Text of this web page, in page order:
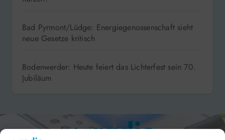
Bad Pyrmont/Lüdge: Energiegenossenschaft sieht
neue Gesetze kritisch
Bodenwerder: Heute feiert das Lichterfest sein 70.
Jubiläum